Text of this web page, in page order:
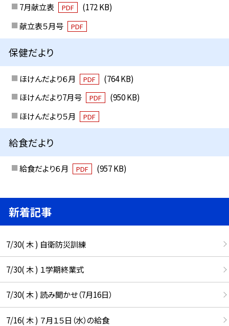
7月献立表
PDF
(172 KB)
献立表５月号
PDF
保健だより
ほけんだより６月 PDF
(764 KB)
ほけんだより7月号
PDF
(950 KB)
ほけんだより５月
PDF
給食だより
給食だより６月 PDF (957 KB)
新着記事
7/30( 木 ) 自衛防災訓練
7/30( 木 ) １学期終業式
7/30( 木 ) 読み聞かせ（7月16日）
7/16( 木 ) ７月１５日（水）の給食